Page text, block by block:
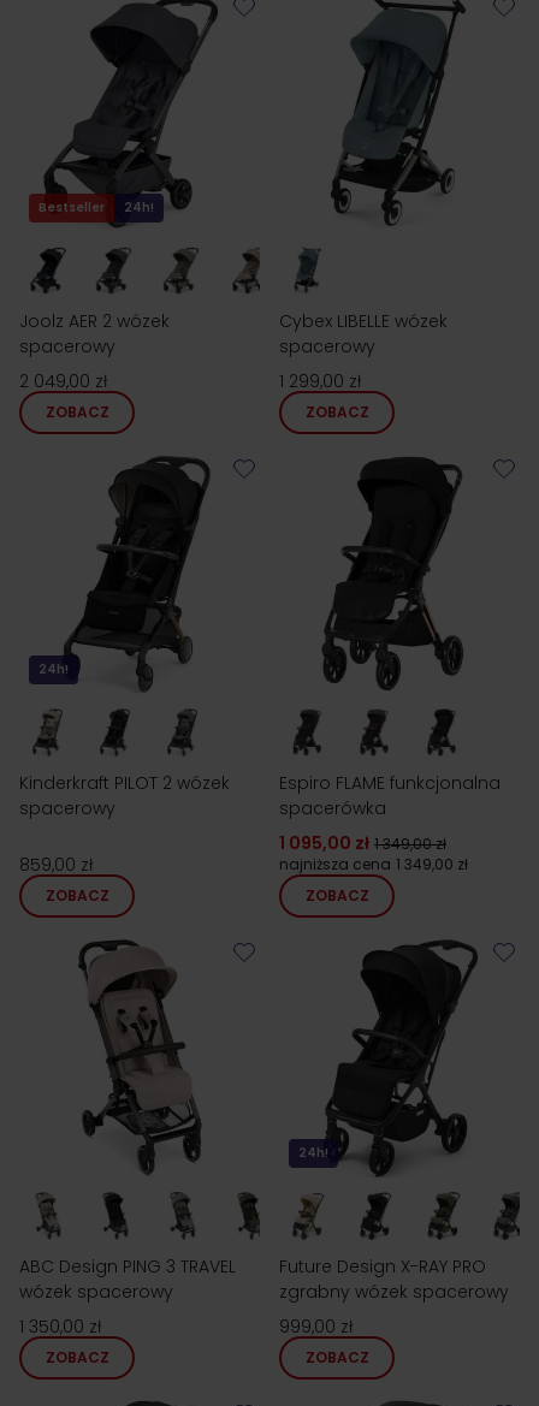
Bestseller 24h!
Joolz AER 2 wózek
spacerowy
2 049,00 zł
ZOBACZ
Cybex LIBELLE wózek
spacerowy
1 299,00 zł
ZOBACZ
24h!
Kinderkraft PILOT 2 wózek
spacerowy
859,00 zł
ZOBACZ
Espiro FLAME funkcjonalna
spacerówka
1 095,00 zł 1 349,00 zł
najniższa cena 1 349,00 zł
ZOBACZ
ABC Design PING 3 TRAVEL
wózek spacerowy
1 350,00 zł
ZOBACZ
24h!
Future Design X-RAY PRO
zgrabny wózek spacerowy
999,00 zł
ZOBACZ